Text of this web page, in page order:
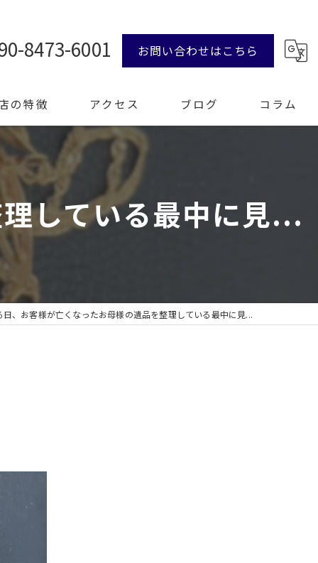
8473-6001 お問い合わせはこちら
の特徴
ンド品
リー
理
アクセス ブログ コラム
している最中に見...
日、お客様が亡くなったお母様の遺品を整理している最中に見...